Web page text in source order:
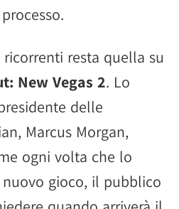
resta quella su
New Vegas 2. Lo
delle
Marcus Morgan,
ogni volta che lo
gioco, il pubblico